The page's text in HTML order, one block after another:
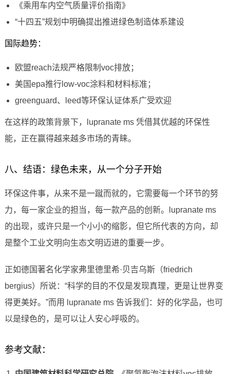
《乘用车内空气质量评价指南》
“十四五”规划中明确提出推进绿色制造体系建设
国际趋势：
欧盟reach法规严格限制voc排放；
美国epa推行low-voc涂料和材料标准；
greenguard、leed等环保认证体系广受欢迎
在这样的政策背景下，lupranate ms 凭借其优越的环保性
能，正在赢得越来越多市场的青睐。
八、结语：绿色未来，从一个分子开始
环保这件事，从来不是一蹴而就的，它需要每一个环节的努
力，每一家企业的担当，每一款产品的创新。lupranate ms
的出现，或许只是一个小小的缩影，但它所代表的方向，却
是整个工业文明向生态文明迈进的重要一步。
正如德国著名化学家弗里德里希·贝吉乌斯（friedrich
bergius）所说：“科学的目的不仅是发现真理，更是让世界变
得更美好。”而用 lupranate ms 告诉我们：好的化学品，也可
以是绿色的，是可以让人安心呼吸的。
参考文献：